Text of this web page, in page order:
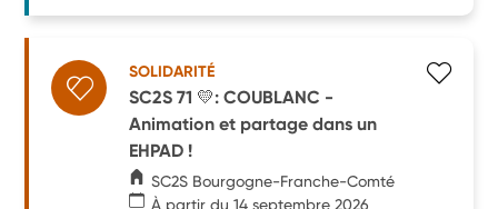
SOLIDARITÉ
SC2S 71 💛: COUBLANC -
Animation et partage dans un
EHPAD !
SC2S Bourgogne-Franche-Comté
À partir du 14 septembre 2026